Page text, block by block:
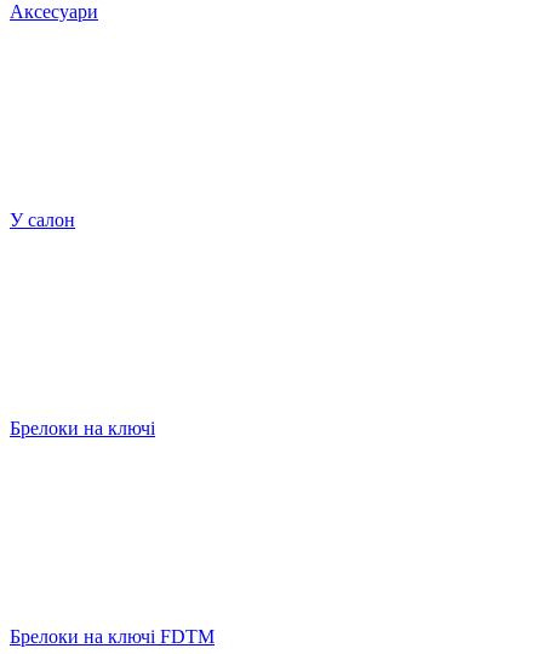
Аксесуари
У салон
Брелоки на ключі
Брелоки на ключі FDTM